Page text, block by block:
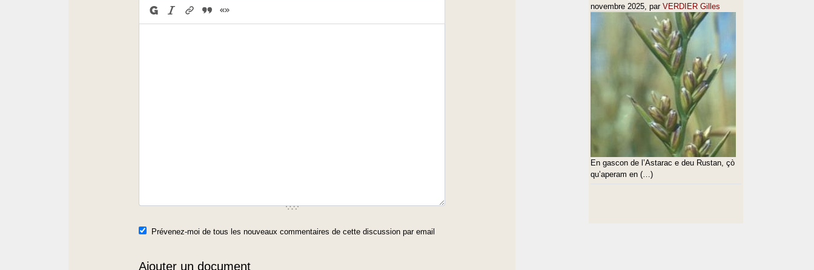
Prévenez-moi de tous les nouveaux commentaires de cette discussion par email
Ajouter un document
novembre 2025, par VERDIER Gilles
En gascon de l’Astarac e deu Rustan, çò
qu’aperam en (…)